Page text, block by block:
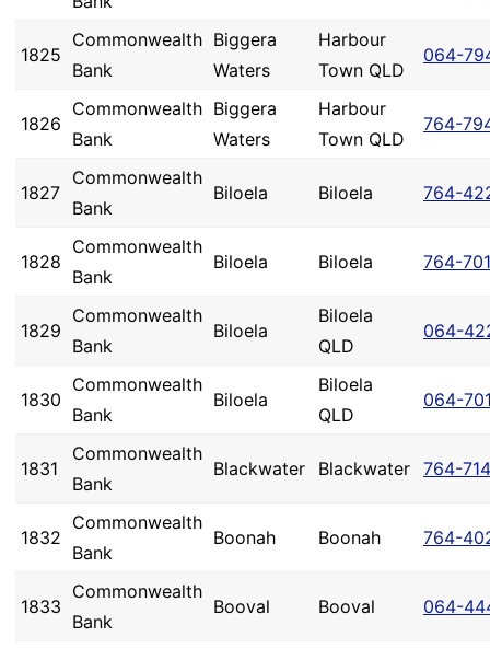
1825
Commonwealth
Bank
Biggera
Waters
Harbour
Town QLD
064-
1826
Commonwealth
Bank
Biggera
Waters
Harbour
Town QLD
764-
1827
Commonwealth
Bank
Biloela Biloela 764-
1828
Commonwealth
Bank
Biloela Biloela 764-701
1829
Commonwealth
Bank
Biloela
Biloela
QLD
064-
1830
Commonwealth
Bank
Biloela
Biloela
QLD
064-
1831
Commonwealth
Bank
Blackwater Blackwater 764-714
1832
Commonwealth
Bank
Boonah Boonah 764-
1833
Commonwealth
Bank
Booval Booval 064-